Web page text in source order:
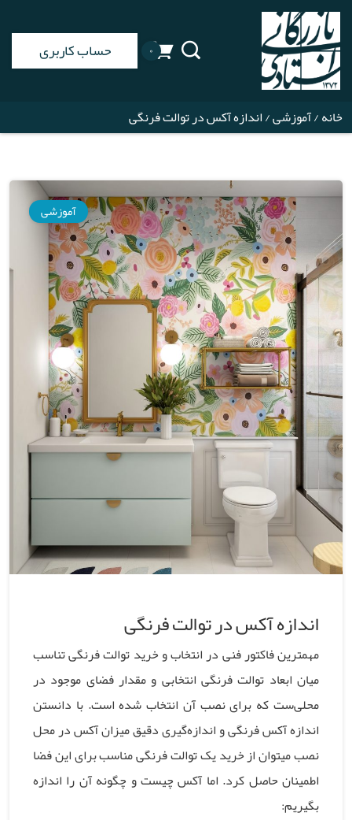
۰ حساب کاربری
خانه/آموزشی/ اندازه آکس در توالت فرنگی
آموزشی
اندازه آکس در توالت فرنگی
مهمترین فاکتور فنی در انتخاب و خرید توالت فرنگی تناسب
میان ابعاد توالت فرنگی انتخابی و مقدار فضای موجود در
محلی‌ست که برای نصب آن انتخاب شده است. با دانستن
اندازه آکس فرنگی و اندازه‌گیری دقیق میزان آکس در محل
نصب میتوان از خرید یک توالت فرنگی مناسب برای این فضا
اطمینان حاصل کرد. اما آکس چیست و چگونه آن را اندازه
بگیریم: